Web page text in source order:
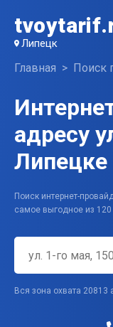
Липецк
Главная Поиск
адресу
Липецке
Поиск интернет-
самое выгодное из
Вся зона охвата 20813